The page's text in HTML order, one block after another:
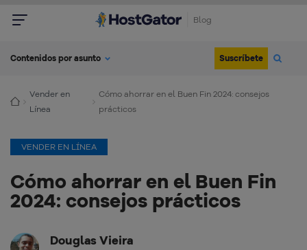
Blog
Contenidos por asunto Suscríbete
Vender en
Línea
Cómo ahorrar en el Buen Fin 2024: consejos
prácticos
VENDER EN LÍNEA
Cómo ahorrar en el Buen Fin
2024: consejos prácticos
Douglas Vieira